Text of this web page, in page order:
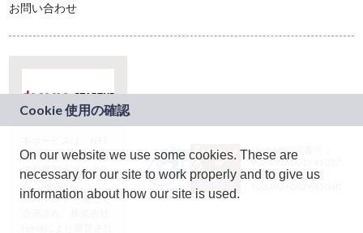
お問い合わせ
ドコモグループの新
規事業創出プログラ
ム「docomo
STARTUP」を通じて
JASRAC許諾番号：
9024936001Y45037
JASRAC許諾番号：
On our website we use some cookies. These are
necessary for our site to work properly and to give us
information about how our site is used.